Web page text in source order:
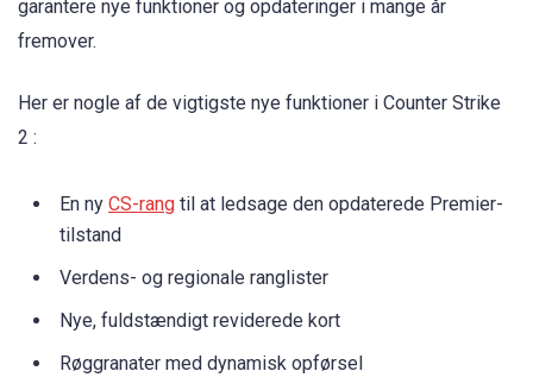
garantere nye funktioner og opdateringer i mange år
fremover.
Her er nogle af de vigtigste nye funktioner i Counter Strike
2 :
En ny CS-rang til at ledsage den opdaterede Premier-
tilstand
Verdens- og regionale ranglister
Nye, fuldstændigt reviderede kort
Røggranater med dynamisk opførsel